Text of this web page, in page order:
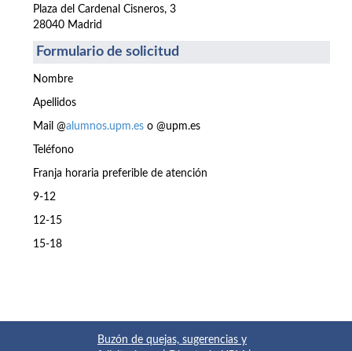
Plaza del Cardenal Cisneros, 3
28040 Madrid
Formulario de solicitud
Nombre
Apellidos
Mail @alumnos.upm.es o @upm.es
Teléfono
Franja horaria preferible de atención
9-12
12-15
15-18
Buzón de quejas, sugerencias y